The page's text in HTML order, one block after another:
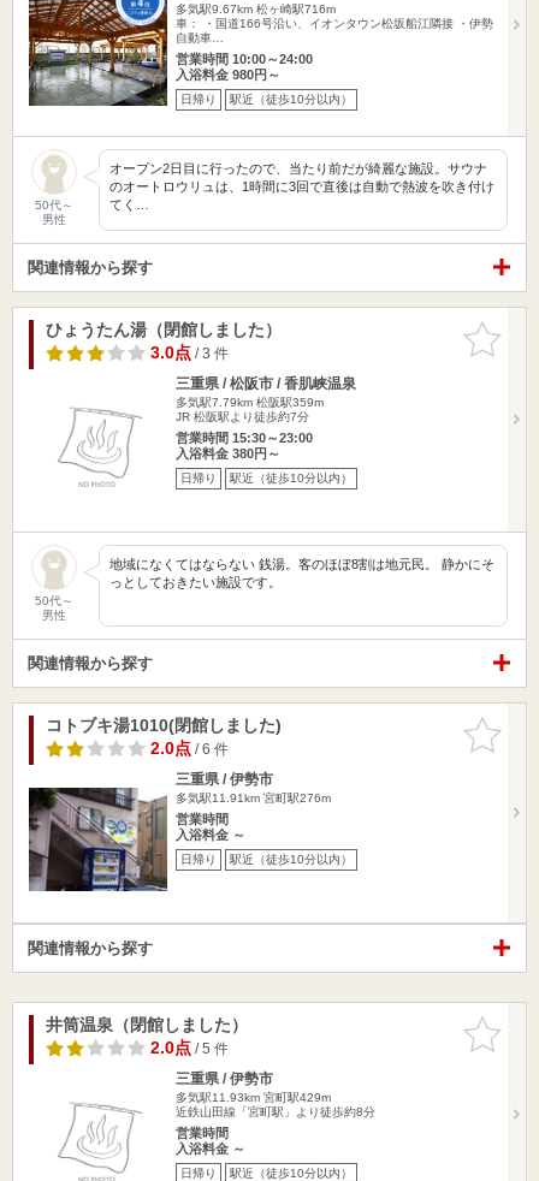
多気駅9.67km 松ヶ崎駅716m
車： ・国道166号沿い、イオンタウン松坂船江隣接 ・伊勢
自動車…
営業時間 10:00～24:00
入浴料金 980円～
日帰り 駅近（徒歩10分以内）
50代～
男性
オープン2日目に行ったので、当たり前だが綺麗な施設。サウナ
のオートロウリュは、1時間に3回で直後は自動で熱波を吹き付け
てく…
関連情報から探す
お気に入
りに追加
ひょうたん湯（閉館しました）
3.0点/ 3 件
三重県 / 松阪市 / 香肌峡温泉
多気駅7.79km 松阪駅359m
JR 松阪駅より徒歩約7分
営業時間 15:30～23:00
入浴料金 380円～
日帰り 駅近（徒歩10分以内）
50代～
男性
地域になくてはならない 銭湯。客のほぼ8割は地元民。 静かにそ
っとしておきたい施設です。
関連情報から探す
お気に入
りに追加
コトブキ湯1010(閉館しました)
2.0点/ 6 件
三重県 / 伊勢市
多気駅11.91km 宮町駅276m
営業時間
入浴料金 ～
日帰り 駅近（徒歩10分以内）
関連情報から探す
お気に入
りに追加
井筒温泉（閉館しました）
2.0点/ 5 件
三重県 / 伊勢市
多気駅11.93km 宮町駅429m
近鉄山田線「宮町駅」より徒歩約8分
営業時間
入浴料金 ～
日帰り 駅近（徒歩10分以内）